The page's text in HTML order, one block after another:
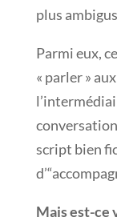
plus
Parmi eux,
« parler »
script bien
Mais est-ce